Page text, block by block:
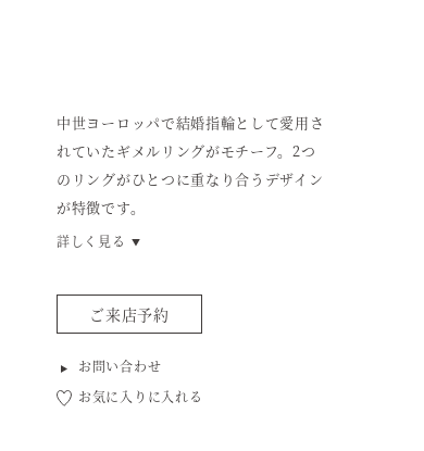
中世ヨーロッパで結婚指輪として愛用さ
れていたギメルリングがモチーフ。2つ
のリングがひとつに重なり合うデザイン
が特徴です。
詳しく見る
ご来店予約
お問い合わせ
お気に入りに入れる